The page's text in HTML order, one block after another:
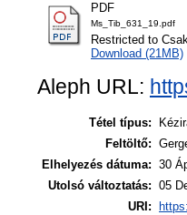
PDF
Ms_Tib_631_19.pdf
Restricted to
Download (21MB)
Aleph URL:
Tétel típus:
Feltöltő:
Elhelyezés dátuma: 30
Utolsó változtatás: 05
URI: